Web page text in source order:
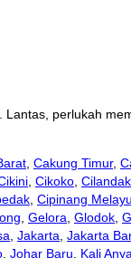
perlukah
, Cakung Timur,
, Cikoko, Cilandak
, Cipinang Melayu
, Gelora, Glodok,
, Jakarta, Jakarta
, Johar Baru, Kali